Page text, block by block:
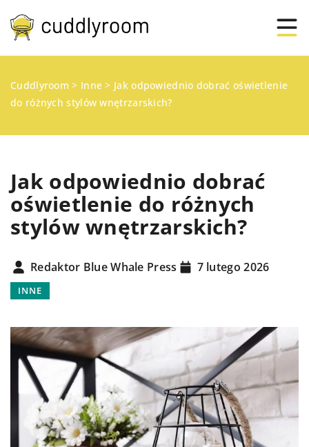
Cuddlyroom > Inne > Jak odpowiednio dobrać oświetlenie
do różnych stylów wnętrzarskich?
Jak odpowiednio dobrać
oświetlenie do różnych
stylów wnętrzarskich?
Redaktor Blue Whale Press 7 lutego 2026
INNE